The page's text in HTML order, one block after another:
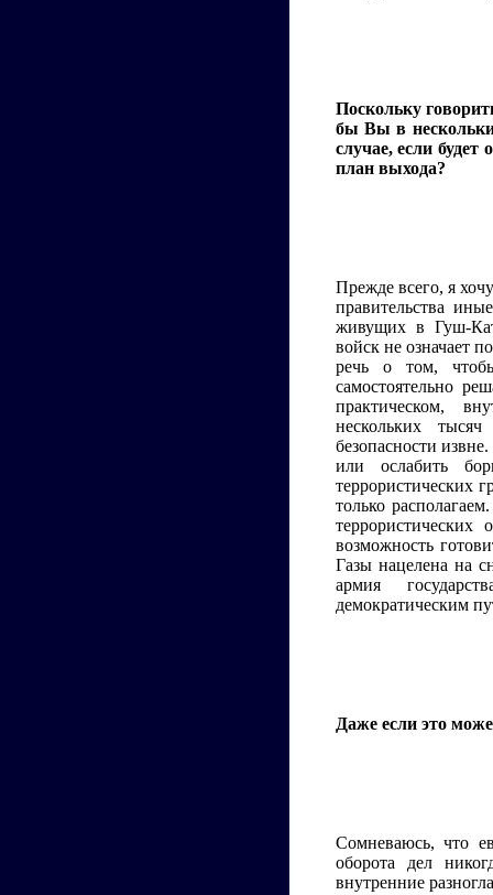
Поскольку
бы Вы в
случае, если
план выхода?
Прежде всего, я
правительства
живущих в Гуш-
войск не означает
речь о том,
самостоятельно
практическом,
нескольких
безопасности
или ослабить
террористических
только
возможность
Газы нацелена на
армия
демократическим
Даже если это
Сомневаюсь, что
оборота дел
внутренние